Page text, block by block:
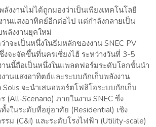
งงานไม่ได้ถูกมองว่าเป็นเพียงเทคโนโลยี
นแสงอาทิตย์อีกต่อไป แต่กำลังกลายเป็น
ลังงานยุคใหม่
าจะเป็นหนึ่งในธีมหลักของงาน SNEC PV
งจะจัดขึ้นที่นครเซี่ยงไฮ้ ระหว่างวันที่ 3-5
นนี้ถือเป็นหนึ่งในแพลตฟอร์มระดับโลกชั้นนำ
านแสงอาทิตย์และระบบกักเก็บพลังงาน
จะนำเสนอพอร์ตโฟลิโอระบบกักเก็บ
(All-Scenario) ภายในงาน SNEC ซึ่ง
งในระดับที่อยู่อาศัย (Residential) เชิง
ม (C&I) และระดับโรงไฟฟ้า (Utility-scale)